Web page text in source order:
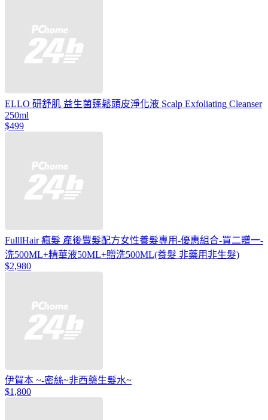
ELLO 研舒肌 益生菌蓬鬆頭皮淨化液 Scalp Exfoliating Cleanser
250ml
$499
FulllHair 瘋髮 產後豐髮配方女性養髮專用-優惠組合-買二贈一-
洗500ML+精華液50ML+贈洗500ML(養髮 非藥用非生髮)
$2,980
伊賀本 ~-密絲~非西藥生髮水~
$1,800